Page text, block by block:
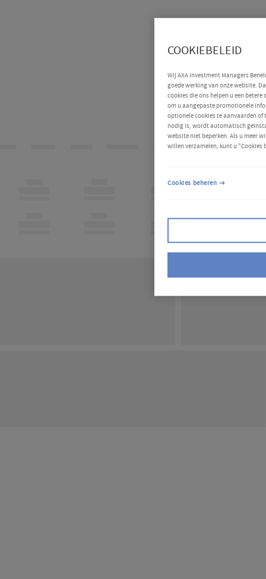
COOKIEBELEID
Wij AXA Investment Managers
goede werking van onze website.
cookies die ons helpen u een
om u aangepaste promotionele
optionele cookies te aanvaarden of
nodig is, wordt automatisch
website niet beperken. Als u meer
willen verzamelen, kunt u "Cookies
Cookies beheren